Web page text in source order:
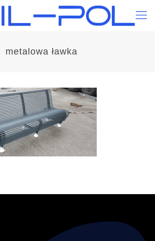
metalowa ławka